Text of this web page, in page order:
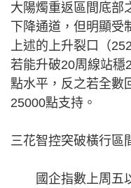
大陽燭重返區間底部
下降通道，但明顯
上述的上升裂口（
若能升破20周線站穩
點水平，反之若全數
25000點支持。
三花智控突破橫行區
國企指數上周五以